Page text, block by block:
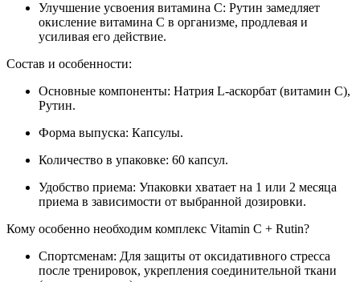
Улучшение усвоения витамина С: Рутин замедляет
окисление витамина С в организме, продлевая и
усиливая его действие.
Состав и особенности:
Основные компоненты: Натрия L-аскорбат (витамин С),
Рутин.
Форма выпуска: Капсулы.
Количество в упаковке: 60 капсул.
Удобство приема: Упаковки хватает на 1 или 2 месяца
приема в зависимости от выбранной дозировки.
Кому особенно необходим комплекс Vitamin C + Rutin?
Спортсменам: Для защиты от оксидативного стресса
после тренировок, укрепления соединительной ткани